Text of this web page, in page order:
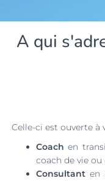
A qui
Celle-ci est ouverte à
Coach en
coach de vie
Consultant en